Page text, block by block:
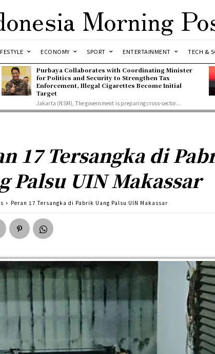
Morning
ECONOMY SPORT ENTERTAINMENT TECH &
Purbaya Collaborates with Coordinating Minister
for Politics and Security to Strengthen Tax
Enforcement, Illegal Cigarettes Become Initial
Target
Jakarta (NSM), The government is preparing cross-sector...
17 Tersangka di
Palsu UIN Makassar
Peran 17 Tersangka di Pabrik Uang Palsu UIN Makassar